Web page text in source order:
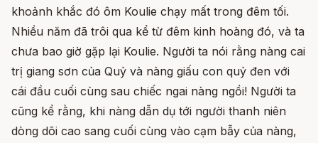
khoảnh khắc đó ôm Koulie chạy mất trong đêm tối.
Nhiều năm đã trôi qua kể từ đêm kinh hoàng đó, và ta
chưa bao giờ gặp lại Koulie. Người ta nói rằng nàng cai
trị giang sơn của Quỷ và nàng giấu con quỷ đen với
cái đầu cuối cùng sau chiếc ngai nàng ngồi! Người ta
cũng kể rằng, khi nàng dẫn dụ tới người thanh niên
dòng dõi cao sang cuối cùng vào cạm bẫy của nàng,